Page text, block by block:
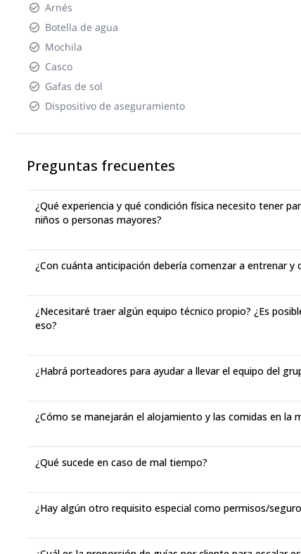
Arnés
Botella de agua
Mochila
Casco
Gafas de sol
Dispositivo de aseguramiento
Preguntas frecuentes
¿Qué experiencia y qué condición física necesito tener
niños o personas mayores?
¿Con cuánta anticipación debería comenzar a entrenar
¿Necesitaré traer algún equipo técnico propio? ¿Es
eso?
¿Habrá porteadores para ayudar a llevar el equipo del
¿Cómo se manejarán el alojamiento y las comidas en la
¿Qué sucede en caso de mal tiempo?
¿Hay algún otro requisito especial como permisos/